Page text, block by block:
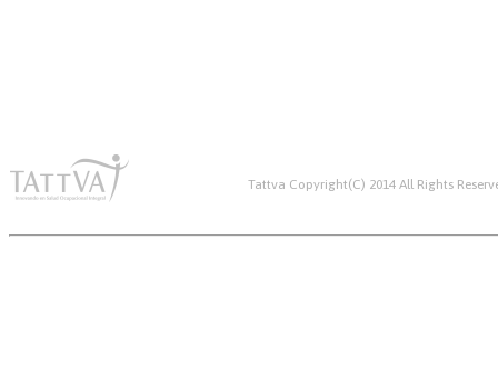
Tattva Copyright(C) 2014 All Rights